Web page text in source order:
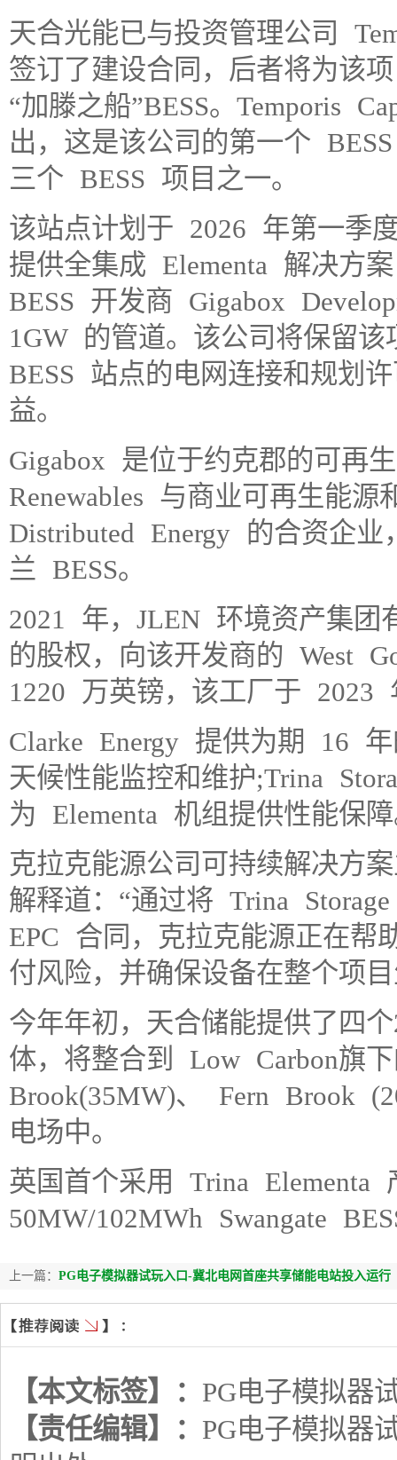
天合光能已与投资管理公司
签订了建设合同，后者将为该
“加滕之船”BESS。Temporis
出，这是该公司的第一个
三个 BESS 项目之一。
该站点计划于 2026 年第一季
提供全集成 Elementa 解决方
BESS 开发商 Gigabox
1GW 的管道。该公司将保留
BESS 站点的电网连接和规划
益。
Gigabox 是位于约克郡的可再
Renewables 与商业可再生能源
Distributed Energy 的合资企业
兰 BESS。
2021 年，JLEN 环境资产集团
的股权，向该开发商的 West
1220 万英镑，该工厂于 2023
Clarke Energy 提供为期 16
天候性能监控和维护;Trina
为 Elementa 机组提供性能保
克拉克能源公司可持续解决方
解释道：“通过将 Trina
EPC 合同，克拉克能源正在帮
付风险，并确保设备在整个项
今年年初，天合储能提供了四
体，将整合到 Low Carbon旗
Brook(35MW)、 Fern Brook
电场中。
英国首个采用 Trina Elementa
50MW/102MWh Swangate
上一篇： PG电子模拟器试玩入口-冀北电网首座共享储能电站投入运行
【本文标签】： PG电子模拟器
【责任编辑】： PG电子模拟器